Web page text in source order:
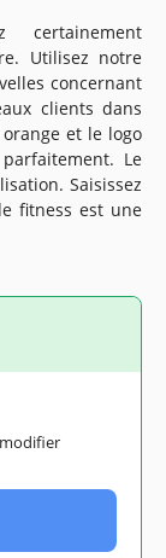
Utilisez notre
concernant
clients dans
et le logo
Le
Saisissez
fitness est une